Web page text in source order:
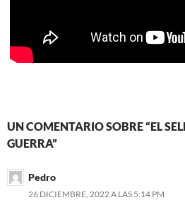
UN COMENTARIO SOBRE “EL
GUERRA”
Pedro
26 DICIEMBRE, 2022 A LAS 5:14 PM